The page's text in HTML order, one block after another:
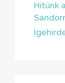
Hitünk